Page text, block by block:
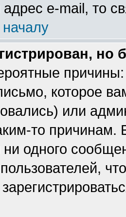
e-mail, то
но
которое
или
то
ни одного